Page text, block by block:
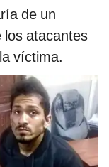
de un
los atacantes
víctima.